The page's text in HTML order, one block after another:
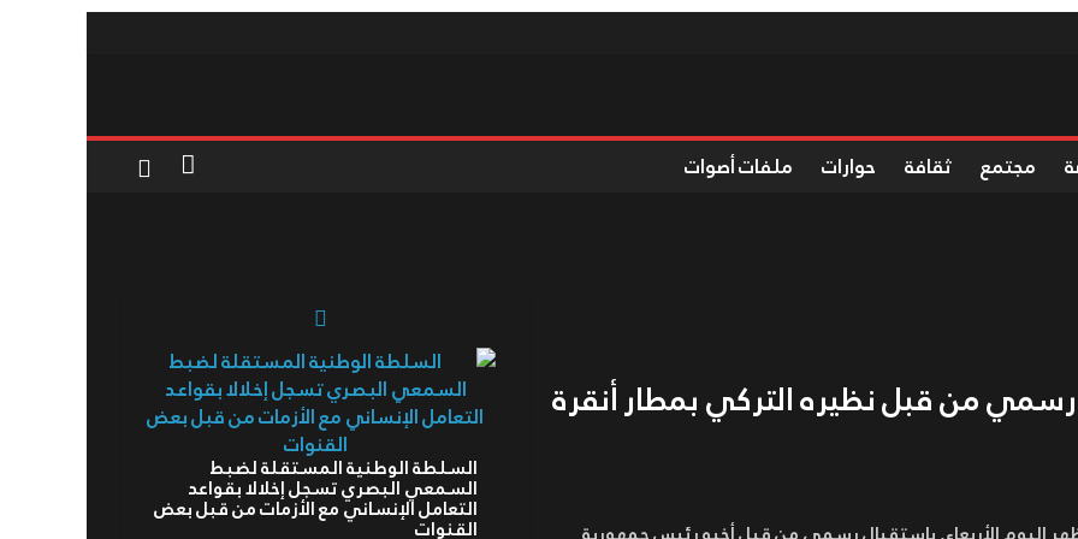
مجتمع ثقافة حوارات ملفات أصوات
من قبل نظيره التركي بمطار أنقرة
السلطة الوطنية المستقلة لضبط
السمعي البصري تسجل إخلالا بقواعد
التعامل الإنساني مع الأزمات من قبل بعض
القنوات